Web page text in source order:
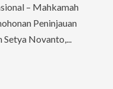
– Mahkamah
Peninjauan
Setya Novanto,...